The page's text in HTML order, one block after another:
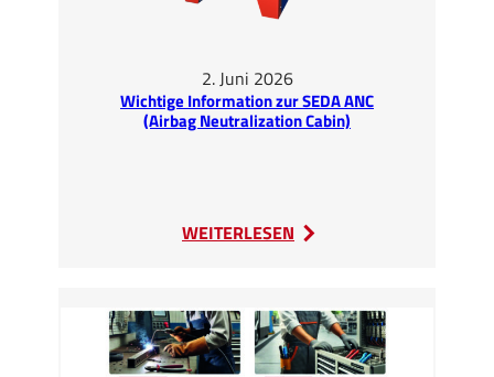
2. Juni 2026
Wichtige Information zur SEDA ANC
(Airbag Neutralization Cabin)
WEITERLESEN
:
zur
SEDA
ANC